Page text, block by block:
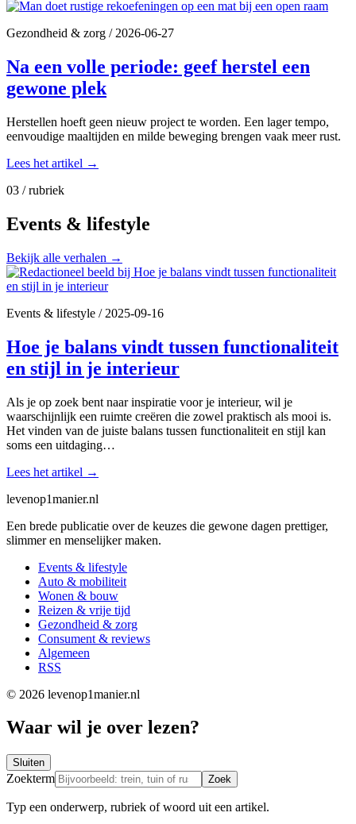
Gezondheid & zorg /2026-06-27
Na een volle periode: geef herstel een
gewone plek
Herstellen hoeft geen nieuw project te worden. Een lager tempo,
eenvoudige maaltijden en milde beweging brengen vaak meer rust.
Lees het artikel →
03 / rubriek
Events & lifestyle
Bekijk alle verhalen →
Events & lifestyle /2025-09-16
Hoe je balans vindt tussen functionaliteit
en stijl in je interieur
Als je op zoek bent naar inspiratie voor je interieur, wil je
waarschijnlijk een ruimte creëren die zowel praktisch als mooi is.
Het vinden van de juiste balans tussen functionaliteit en stijl kan
soms een uitdaging…
Lees het artikel →
levenop1manier.nl
Een brede publicatie over de keuzes die gewone dagen prettiger,
slimmer en menselijker maken.
Events & lifestyle
Auto & mobiliteit
Wonen & bouw
Reizen & vrije tijd
Gezondheid & zorg
Consument & reviews
Algemeen
RSS
© 2026 levenop1manier.nl
Waar wil je over lezen?
Sluiten
Zoekterm Zoek
Typ een onderwerp, rubriek of woord uit een artikel.